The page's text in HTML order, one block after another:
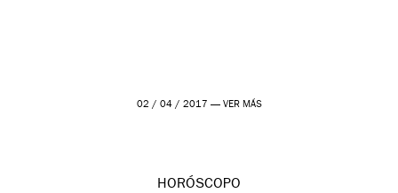
02 / 04 / 2017 — VER MÁS
HORÓSCOPO